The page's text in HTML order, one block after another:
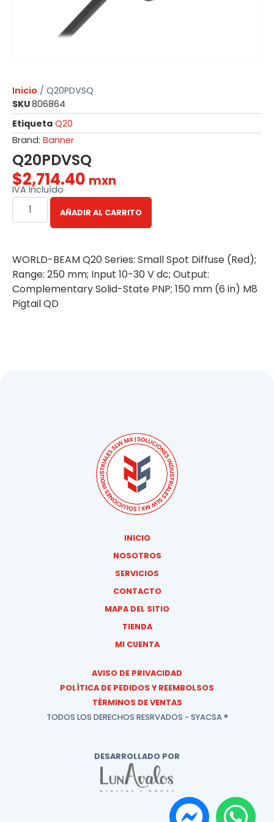
Inicio / Q20PDVSQ
SKU806864
Etiqueta Q20
Brand: Banner
Q20PDVSQ
$2,714.40 mxn
IVA Incluído
AÑADIR AL CARRITO
WORLD-BEAM Q20 Series: Small Spot Diffuse (Red);
Range: 250 mm; Input 10-30 V dc; Output:
Complementary Solid-State PNP; 150 mm (6 in) M8
Pigtail QD
INICIO
NOSOTROS
SERVICIOS
CONTACTO
MAPA DEL SITIO
TIENDA
MI CUENTA
AVISO DE PRIVACIDAD
POLÍTICA DE PEDIDOS Y REEMBOLSOS
TÉRMINOS DE VENTAS
TODOS LOS DERECHOS RESRVADOS - SYACSA ®
DESARROLLADO POR